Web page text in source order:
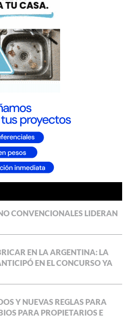
CONVENCIONALES LIDERAN
EN LA ARGENTINA: LA
EN EL CONCURSO YA
Y NUEVAS REGLAS PARA
PARA PROPIETARIOS E